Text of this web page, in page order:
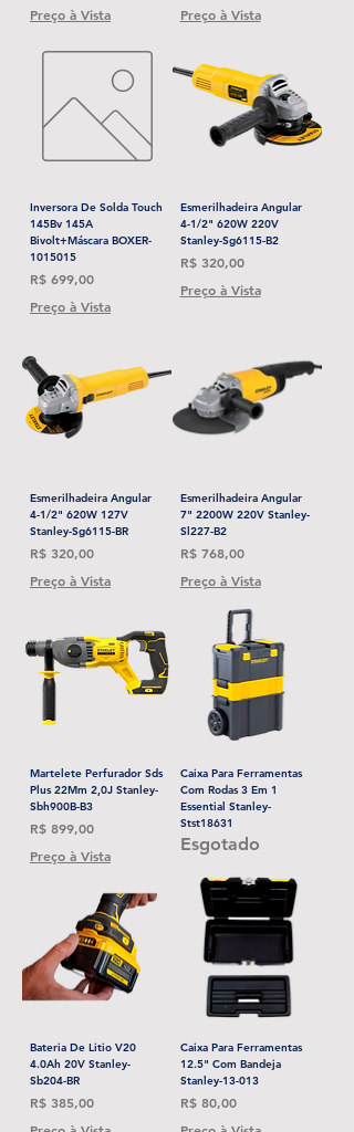
Preço à Vista Preço à Vista
Inversora De Solda Touch
145Bv 145A
Bivolt+Máscara BOXER-
1015015
Preço
R$ 699,00
Preço à Vista
Esmerilhadeira Angular
4-1/2" 620W 220V
Stanley-Sg6115-B2
Preço
R$ 320,00
Preço à Vista
Esmerilhadeira Angular
4-1/2" 620W 127V
Stanley-Sg6115-BR
Preço
R$ 320,00
Preço à Vista
Esmerilhadeira Angular
7" 2200W 220V Stanley-
Sl227-B2
Preço
R$ 768,00
Preço à Vista
Martelete Perfurador Sds
Plus 22Mm 2,0J Stanley-
Sbh900B-B3
Preço
R$ 899,00
Preço à Vista
Caixa Para Ferramentas
Com Rodas 3 Em 1
Essential Stanley-
Stst18631
Esgotado
Bateria De Litio V20
4.0Ah 20V Stanley-
Sb204-BR
Preço
R$ 385,00
Caixa Para Ferramentas
12.5" Com Bandeja
Stanley-13-013
Preço
R$ 80,00